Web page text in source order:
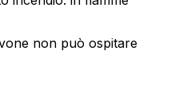
non può ospitare